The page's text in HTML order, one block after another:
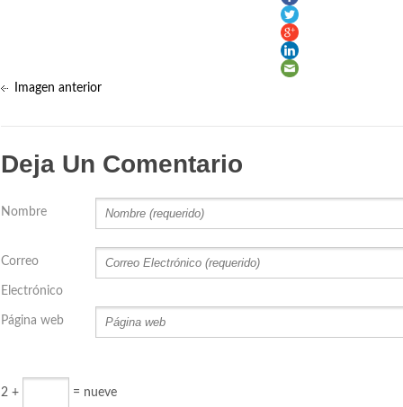
Imagen anterior
Deja Un Comentario
Nombre
Correo
Electrónico
Página web
2 + = nueve